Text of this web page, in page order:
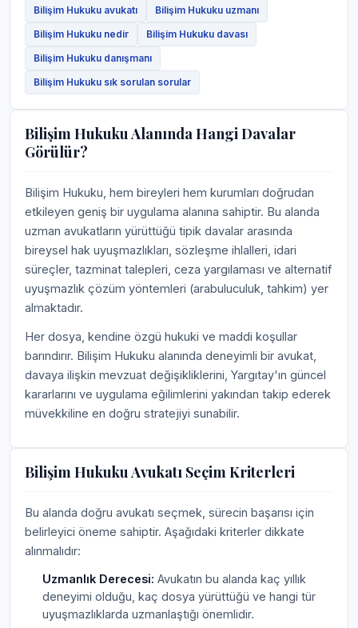
Bilişim Hukuku avukatı
Bilişim Hukuku uzmanı
Bilişim Hukuku nedir
Bilişim Hukuku davası
Bilişim Hukuku danışmanı
Bilişim Hukuku sık sorulan sorular
Bilişim Hukuku Alanında Hangi Davalar
Görülür?
Bilişim Hukuku, hem bireyleri hem kurumları doğrudan
etkileyen geniş bir uygulama alanına sahiptir. Bu alanda
uzman avukatların yürüttüğü tipik davalar arasında
bireysel hak uyuşmazlıkları, sözleşme ihlalleri, idari
süreçler, tazminat talepleri, ceza yargılaması ve alternatif
uyuşmazlık çözüm yöntemleri (arabuluculuk, tahkim) yer
almaktadır.
Her dosya, kendine özgü hukuki ve maddi koşullar
barındırır. Bilişim Hukuku alanında deneyimli bir avukat,
davaya ilişkin mevzuat değişikliklerini, Yargıtay'ın güncel
kararlarını ve uygulama eğilimlerini yakından takip ederek
müvekkiline en doğru stratejiyi sunabilir.
Bilişim Hukuku Avukatı Seçim Kriterleri
Bu alanda doğru avukatı seçmek, sürecin başarısı için
belirleyici öneme sahiptir. Aşağıdaki kriterler dikkate
alınmalıdır:
Uzmanlık Derecesi: Avukatın bu alanda kaç yıllık
deneyimi olduğu, kaç dosya yürüttüğü ve hangi tür
uyuşmazlıklarda uzmanlaştığı önemlidir.